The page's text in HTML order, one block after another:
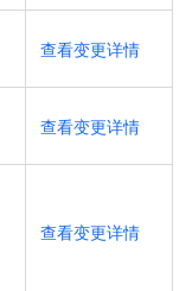
查看变更详情
查看变更详情
查看变更详情